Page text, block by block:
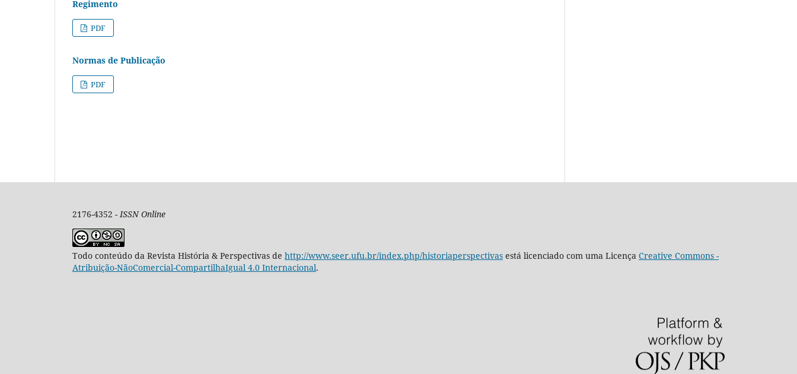
Regimento
PDF
Normas de Publicação
PDF
2176-4352 - ISSN Online
Todo conteúdo da Revista História & Perspectivas de http://www.seer.ufu.br/index.php/historiaperspectivas está licenciado com uma Licença Creative Commons -
Atribuição-NãoComercial-CompartilhaIgual 4.0 Internacional.